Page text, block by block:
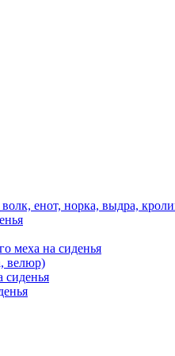
енот, норка, выдра,
меха на сиденья
велюр)
сиденья